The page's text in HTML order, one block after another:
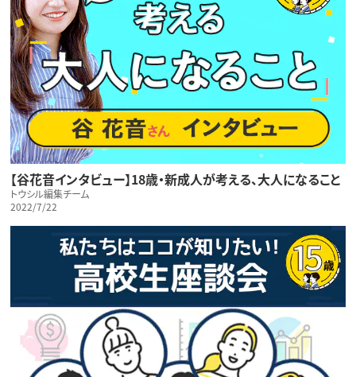
【谷花音インタビュー】18歳・新成人が考える、大人になること
トウシル編集チーム
2022/7/22